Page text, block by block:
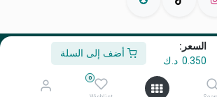
السعر:
0.350 د.ك
أضف إلى السلة
0
الْعَرَبيّة English (US)
- رقم واحد التجارة الإلكترونية مفتوحة المصدر